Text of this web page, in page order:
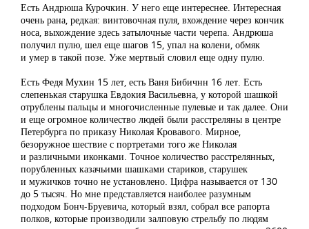
Есть Андрюша Курочкин. У него еще интереснее. Интересная
очень рана, редкая: винтовочная пуля, вхождение через кончик
носа, выхождение здесь затылочные части черепа. Андрюша
получил пулю, шел еще шагов 15, упал на колени, обмяк
и умер в такой позе. Уже мертвый словил еще одну пулю.
Есть Федя Мухин 15 лет, есть Ваня Бибичнн 16 лет. Есть
слепенькая старушка Евдокия Васильевна, у которой шашкой
отрублены пальцы и многочисленные пулевые и так далее. Они
и еще огромное количество людей были расстреляны в центре
Петербурга по приказу Николая Кровавого. Мирное,
безоружное шествие с портретами того же Николая
и различными иконками. Точное количество расстрелянных,
порубленных казачьими шашками стариков, старушек
и мужичков точно не установлено. Цифра называется от 130
до 5 тысяч. Но мне представляется наиболее разумным
подходом Бонч-Бруевича, который взял, собрал все рапорта
полков, которые производили залповую стрельбу по людям